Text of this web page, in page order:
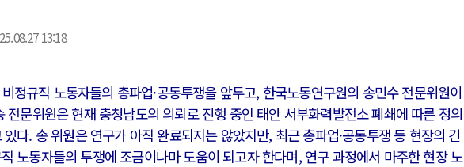
13:18
정규직 노동자들의 총파업·공동투쟁을 앞두고, 한국노동연구원의 송민수 전문위원이
전문위원은 현재 충청남도의 의뢰로 진행 중인 태안 서부화력발전소 폐쇄에 따른 정의
다. 송 위원은 연구가 아직 완료되지는 않았지만, 최근 총파업·공동투쟁 등 현장의 긴
노동자들의 투쟁에 조금이나마 도움이 되고자 한다며, 연구 과정에서 마주한 현장 노